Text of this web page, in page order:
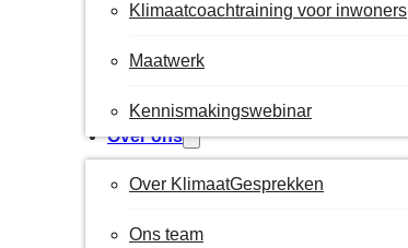
Klimaatcoachtraining voor inwoners
Maatwerk
Kennismakingswebinar
Over ons
Over KlimaatGesprekken
Ons team